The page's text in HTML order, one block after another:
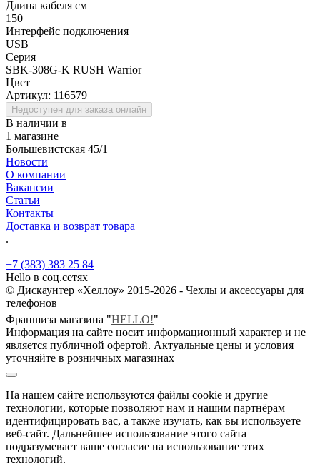
Длина кабеля см
150
Интерфейс подключения
USB
Серия
SBK-308G-K RUSH Warrior
Цвет
Артикул: 116579
Недоступен для заказа онлайн
В наличии в
1 магазине
Большевистская 45/1
Новости
О компании
Вакансии
Статьи
Контакты
Доставка и возврат товара
.
+7 (383) 383 25 84
Hello в соц.сетях
© Дискаунтер «Хеллоу» 2015-2026 - Чехлы и аксессуары для
телефонов
Франшиза магазина "HELLO!"
Информация на сайте носит информационный характер и не
является публичной офертой. Актуальные цены и условия
уточняйте в розничных магазинах
На нашем сайте используются файлы cookie и другие
технологии, которые позволяют нам и нашим партнёрам
идентифицировать вас, а также изучать, как вы используете
веб-сайт. Дальнейшее использование этого сайта
подразумевает ваше согласие на использование этих
технологий.